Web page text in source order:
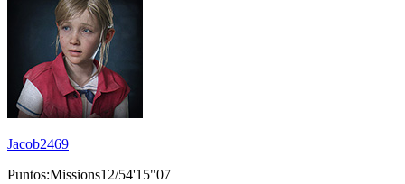
Jacob2469
Puntos:Missions12/54'15"07